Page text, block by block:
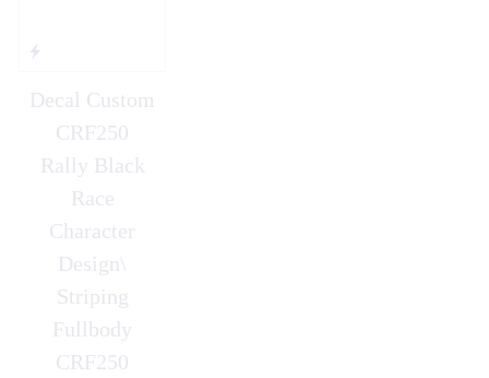
Decal Custom
CRF250
Rally Black
Race
Character
Design\
Striping
Fullbody
CRF250